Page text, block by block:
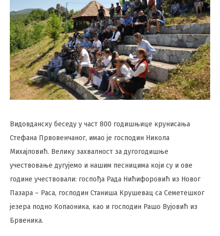
Видовданску беседу у част 800 годишњице крунисања
Стефана Првовенчаног, имао је господин Никола
Михајловић. Велику захвалност за дугогодишње
учествовање дугујемо и нашим песницима који су и ове
године учествовали: госпођа Рада Нићифоровић из Новог
Пазара – Раса, господин Станиша Крушевац са Семетешког
језера подно Копаоника, као и господин Рашо Вујовић из
Брвеника.